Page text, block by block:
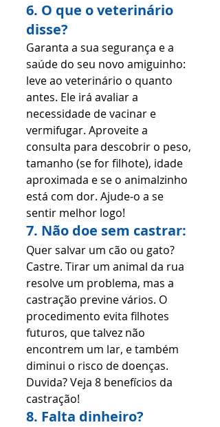
6. O que o veterinário
disse?
Garanta a sua segurança e a
saúde do seu novo amiguinho:
leve ao veterinário o quanto
antes. Ele irá avaliar a
necessidade de vacinar e
vermifugar. Aproveite a
consulta para descobrir o peso,
tamanho (se for filhote), idade
aproximada e se o animalzinho
está com dor. Ajude-o a se
sentir melhor logo!
7. Não doe sem castrar:
Quer salvar um cão ou gato?
Castre. Tirar um animal da rua
resolve um problema, mas a
castração previne vários. O
procedimento evita filhotes
futuros, que talvez não
encontrem um lar, e também
diminui o risco de doenças.
Duvida? Veja 8 benefícios da
castração!
8. Falta dinheiro?